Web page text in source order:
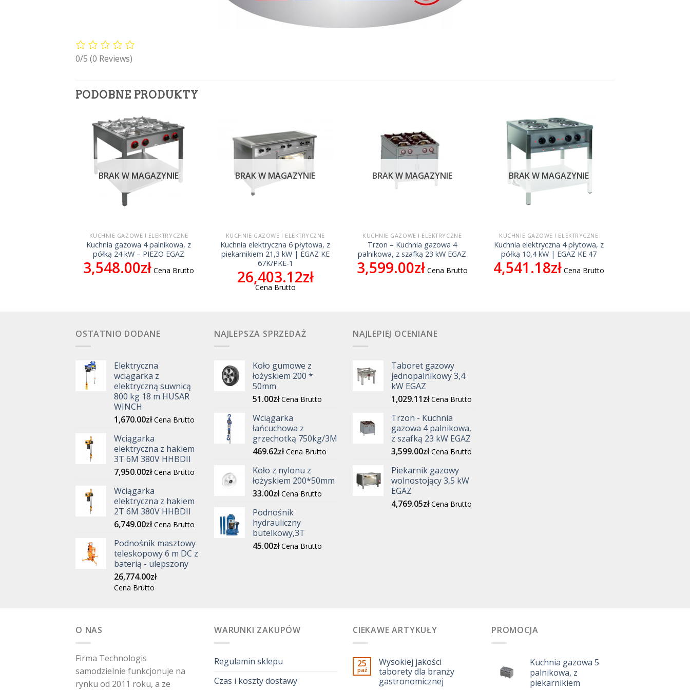
0/5 (0 Reviews)
PODOBNE PRODUKTY
BRAK W MAGAZYNIE
KUCHNIE GAZOWE I ELEKTRYCZNE
Kuchnia gazowa 4 palnikowa, z
półką 24 kW – PIEZO EGAZ
3,548.00zł Cena Brutto
BRAK W MAGAZYNIE
KUCHNIE GAZOWE I ELEKTRYCZNE
Kuchnia elektryczna 6 płytowa, z
piekarnikiem 21,3 kW | EGAZ KE
67K/PKE-1
26,403.12zł
Cena Brutto
BRAK W MAGAZYNIE
KUCHNIE GAZOWE I ELEKTRYCZNE
Trzon – Kuchnia gazowa 4
palnikowa, z szafką 23 kW EGAZ
3,599.00zł Cena Brutto
BRAK W MAGAZYNIE
KUCHNIE GAZOWE I ELEKTRYCZNE
Kuchnia elektryczna 4 płytowa, z
półką 10,4 kW | EGAZ KE 47
4,541.18zł Cena Brutto
OSTATNIO DODANE
Elektryczna
wciągarka z
elektryczną suwnicą
800 kg 18 m HUSAR
WINCH
1,670.00zł Cena Brutto
Wciągarka
elektryczna z hakiem
3T 6M 380V HHBDII
7,950.00zł Cena Brutto
Wciągarka
elektryczna z hakiem
2T 6M 380V HHBDII
6,749.00zł Cena Brutto
Podnośnik masztowy
teleskopowy 6 m DC z
baterią - ulepszony
26,774.00zł
Cena Brutto
NAJLEPSZA SPRZEDAŻ
Koło gumowe z
łożyskiem 200 *
50mm
51.00zł Cena Brutto
Wciągarka
łańcuchowa z
grzechotką 750kg/3M
469.62zł Cena Brutto
Koło z nylonu z
łożyskiem 200*50mm
33.00zł Cena Brutto
Podnośnik
hydrauliczny
butelkowy,3T
45.00zł Cena Brutto
NAJLEPIEJ OCENIANE
Taboret gazowy
jednopalnikowy 3,4
kW EGAZ
1,029.11zł Cena Brutto
Trzon - Kuchnia
gazowa 4 palnikowa,
z szafką 23 kW EGAZ
3,599.00zł Cena Brutto
Piekarnik gazowy
wolnostojący 3,5 kW
EGAZ
4,769.05zł Cena Brutto
O NAS
Firma Technologis
samodzielnie funkcjonuje na
rynku od 2011 roku, a ze
WARUNKI ZAKUPÓW
Regulamin sklepu
Czas i koszty dostawy
CIEKAWE ARTYKUŁY
25
paź
Wysokiej jakości
taborety dla branży
gastronomicznej
PROMOCJA
Kuchnia gazowa 5
palnikowa, z
piekarnikiem